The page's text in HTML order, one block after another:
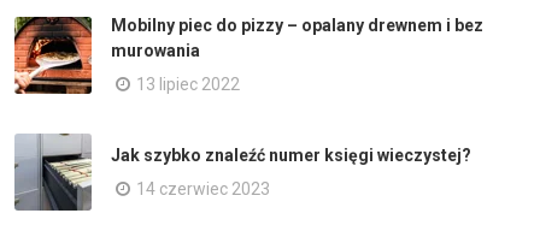
Mobilny piec do pizzy – opalany drewnem i bez
murowania
13 lipiec 2022
Jak szybko znaleźć numer księgi wieczystej?
14 czerwiec 2023